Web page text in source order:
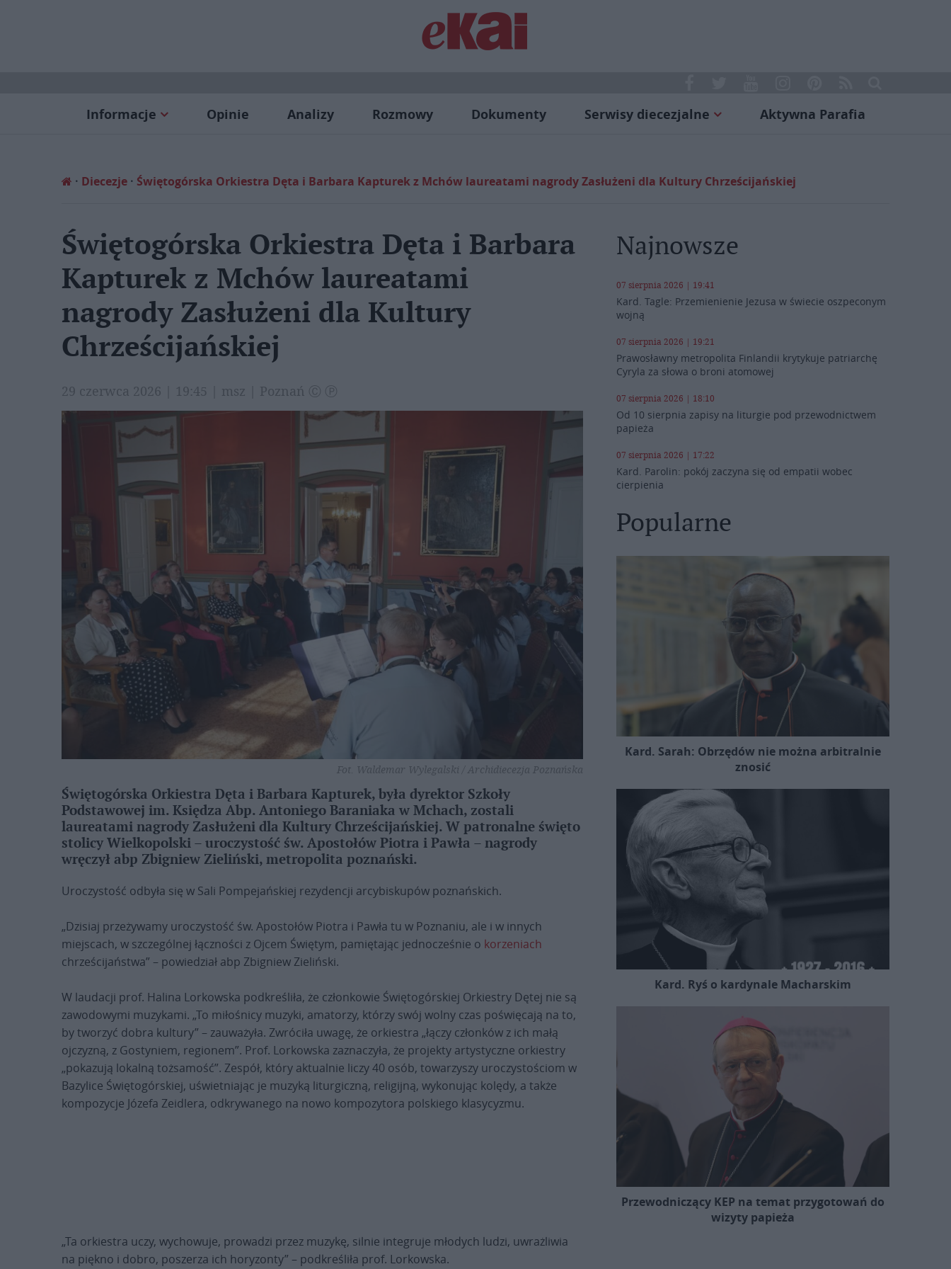
Informacje Opinie Analizy Rozmowy Dokumenty Serwisy diecezjalne Aktywna Parafia
Diecezje Świętogórska Orkiestra Dęta i Barbara Kapturek z Mchów laureatami nagrody Zasłużeni dla Kultury Chrześcijańskiej
Świętogórska Orkiestra Dęta i Barbara
Kapturek z Mchów laureatami
nagrody Zasłużeni dla Kultury
Chrześcijańskiej
29 czerwca 2026 | 19:45 | msz | Poznań Ⓒ Ⓟ
Fot. Waldemar Wylegalski / Archidiecezja Poznańska
Świętogórska Orkiestra Dęta i Barbara Kapturek, była dyrektor Szkoły
Podstawowej im. Księdza Abp. Antoniego Baraniaka w Mchach, zostali
laureatami nagrody Zasłużeni dla Kultury Chrześcijańskiej. W patronalne święto
stolicy Wielkopolski – uroczystość św. Apostołów Piotra i Pawła – nagrody
wręczył abp Zbigniew Zieliński, metropolita poznański.
Uroczystość odbyła się w Sali Pompejańskiej rezydencji arcybiskupów poznańskich.
„Dzisiaj przeżywamy uroczystość św. Apostołów Piotra i Pawła tu w Poznaniu, ale i w innych
miejscach, w szczególnej łączności z Ojcem Świętym, pamiętając jednocześnie o korzeniach
chrześcijaństwa” – powiedział abp Zbigniew Zieliński.
W laudacji prof. Halina Lorkowska podkreśliła, że członkowie Świętogórskiej Orkiestry Dętej nie są
zawodowymi muzykami. „To miłośnicy muzyki, amatorzy, którzy swój wolny czas poświęcają na to,
by tworzyć dobra kultury” – zauważyła. Zwróciła uwagę, że orkiestra „łączy członków z ich małą
ojczyzną, z Gostyniem, regionem”. Prof. Lorkowska zaznaczyła, że projekty artystyczne orkiestry
„pokazują lokalną tożsamość”. Zespół, który aktualnie liczy 40 osób, towarzyszy uroczystościom w
Bazylice Świętogórskiej, uświetniając je muzyką liturgiczną, religijną, wykonując kolędy, a także
kompozycje Józefa Zeidlera, odkrywanego na nowo kompozytora polskiego klasycyzmu.
„Ta orkiestra uczy, wychowuje, prowadzi przez muzykę, silnie integruje młodych ludzi, uwrażliwia
na piękno i dobro, poszerza ich horyzonty” – podkreśliła prof. Lorkowska.
Najnowsze
07 sierpnia 2026 | 19:41
Kard. Tagle: Przemienienie Jezusa w świecie oszpeconym
wojną
07 sierpnia 2026 | 19:21
Prawosławny metropolita Finlandii krytykuje patriarchę
Cyryla za słowa o broni atomowej
07 sierpnia 2026 | 18:10
Od 10 sierpnia zapisy na liturgie pod przewodnictwem
papieża
07 sierpnia 2026 | 17:22
Kard. Parolin: pokój zaczyna się od empatii wobec
cierpienia
Popularne
Kard. Sarah: Obrzędów nie można arbitralnie
znosić
Kard. Ryś o kardynale Macharskim
Przewodniczący KEP na temat przygotowań do
wizyty papieża